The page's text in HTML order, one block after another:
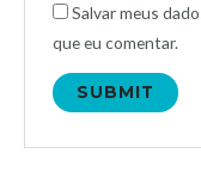
Salvar meus
que eu comentar.